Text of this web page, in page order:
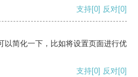
支持[0] 反对[0]
以简化一下，比如将设置页面进行优
支持[0] 反对[0]